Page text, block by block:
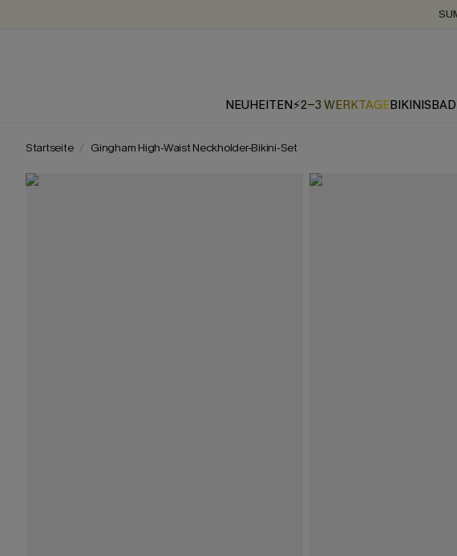
ZUM
NEUHEITEN⚡2-3 WERKTAGEBIKINIS
Startseite Gingham High-Waist Neckholder-Bikini-Set